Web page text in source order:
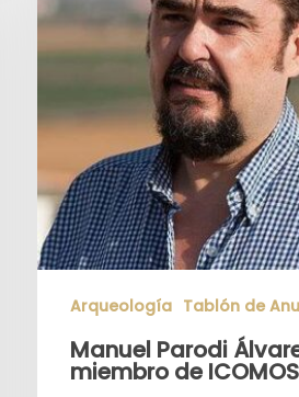
Arqueología Tablón de
Manuel Parodi
miembro de